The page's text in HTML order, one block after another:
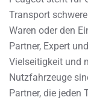
Transport
Waren oder den
Partner, Expert
Vielseitigkeit und
Nutzfahrzeuge
Partner, die jeden